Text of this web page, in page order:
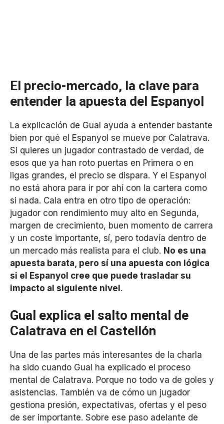
El precio-mercado, la clave para
entender la apuesta del Espanyol
La explicación de Gual ayuda a entender bastante
bien por qué el Espanyol se mueve por Calatrava.
Si quieres un jugador contrastado de verdad, de
esos que ya han roto puertas en Primera o en
ligas grandes, el precio se dispara. Y el Espanyol
no está ahora para ir por ahí con la cartera como
si nada. Cala entra en otro tipo de operación:
jugador con rendimiento muy alto en Segunda,
margen de crecimiento, buen momento de carrera
y un coste importante, sí, pero todavía dentro de
un mercado más realista para el club. No es una
apuesta barata, pero sí una apuesta con lógica
si el Espanyol cree que puede trasladar su
impacto al siguiente nivel .
Gual explica el salto mental de
Calatrava en el Castellón
Una de las partes más interesantes de la charla
ha sido cuando Gual ha explicado el proceso
mental de Calatrava. Porque no todo va de goles y
asistencias. También va de cómo un jugador
gestiona presión, expectativas, ofertas y el peso
de ser importante. Sobre ese paso adelante de